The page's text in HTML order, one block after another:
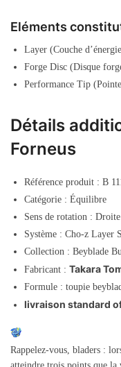
Eléments
Layer (Couche
Forge Disc (Disque
Performance Tip
Détails
Forneus
Référence produit : B
Catégorie : Équilibre
Sens de rotation : Droite
Système : Cho-z Layer
Collection : Beyblade
Fabricant : Takara
Formule : toupie
livraison standard
Rappelez-vous, bladers :